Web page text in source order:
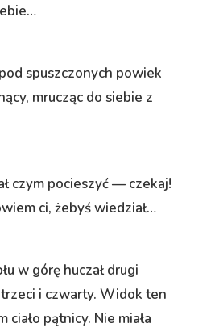
spuszczonych powiek
mrucząc do siebie z
czym pocieszyć — czekaj!
ci, żebyś wiedział…
w górę huczał drugi
i czwarty. Widok ten
ciało pątnicy. Nie miała